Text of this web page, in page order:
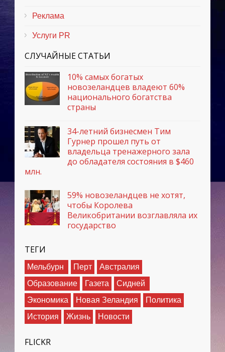
Реклама
Услуги PR
СЛУЧАЙНЫЕ СТАТЬИ
10% самых богатых
новозеландцев владеют 60%
национального богатства
страны
34-летний бизнесмен Тим
Гурнер прошел путь от
владельца тренажерного зала
до обладателя состояния в $460
млн.
59% новозеландцев не хотят,
чтобы Королева
Великобритании возглавляла их
государство
ТЕГИ
Мельбурн Перт
Австралия
Образование
Газета
Сидней
Экономика
Новая Зеландия
Политика
История
Жизнь Новости
FLICKR